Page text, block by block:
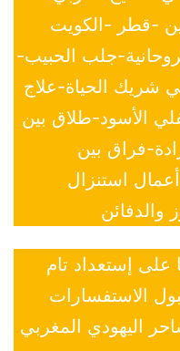
-قطر -الكويت
جلب الحبيب-
شريك الحياة-علاج
الأسود-طلاق بين
فراق بين
استنزال
والدفائن
على إستعداد تام
الاستفسارات
اليهودي المغربي